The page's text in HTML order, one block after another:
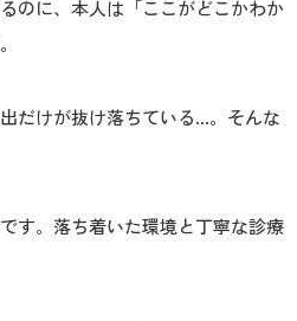
のに、本人は「ここがどこかわか
だけが抜け落ちている…。そんな
す。落ち着いた環境と丁寧な診療